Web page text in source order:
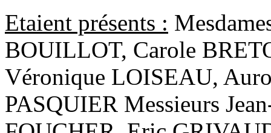
Etaient présents :
BOUILLOT, Carole
Véronique LOISEAU,
PASQUIER Messieurs